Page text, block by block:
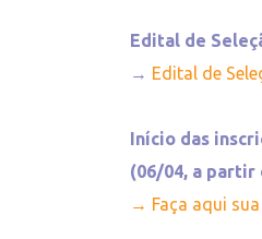
Edital de
→ Edital de
Início das
(06/04, a partir
→ Faça aqui